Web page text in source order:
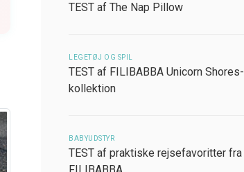
TEST af The Nap Pillow
LEGETØJ OG SPIL
TEST af FILIBABBA Unicorn Shores-
kollektion
BABYUDSTYR
TEST af praktiske rejsefavoritter fra